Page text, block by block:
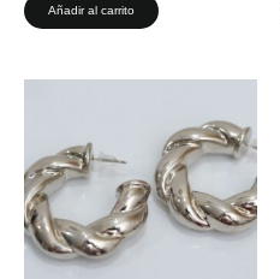
Añadir al carrito